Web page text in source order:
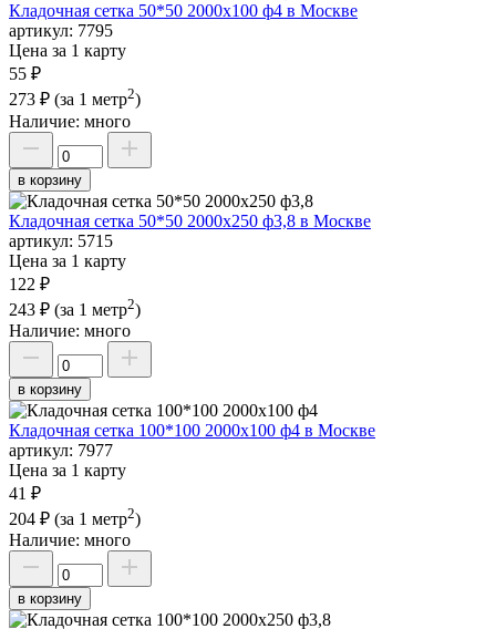
Кладочная сетка 50*50 2000х100 ф4 в Москве
артикул: 7795
Цена за 1 карту
55 ₽
273 ₽ (за 1 метр2)
Наличие: много
в корзину
Кладочная сетка 50*50 2000х250 ф3,8 в Москве
артикул: 5715
Цена за 1 карту
122 ₽
243 ₽ (за 1 метр2)
Наличие: много
в корзину
Кладочная сетка 100*100 2000х100 ф4 в Москве
артикул: 7977
Цена за 1 карту
41 ₽
204 ₽ (за 1 метр2)
Наличие: много
в корзину